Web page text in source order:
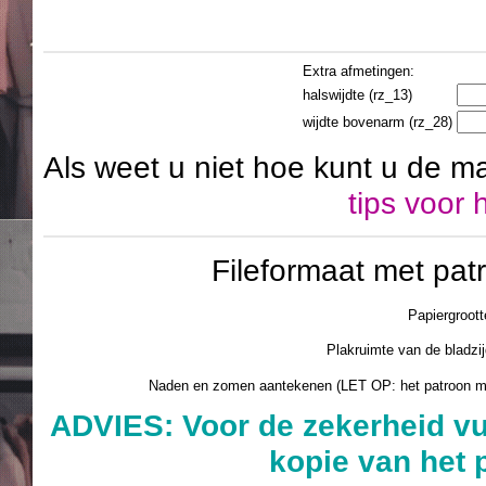
Extra afmetingen:
halswijdte (rz_13)
wijdte bovenarm (rz_28)
Als weet u niet hoe kunt u de
tips voor
Fileformaat met
Plakruimte van de
Naden en zomen aantekenen (LET OP: het
ADVIES: Voor de zekerheid
kopie van het